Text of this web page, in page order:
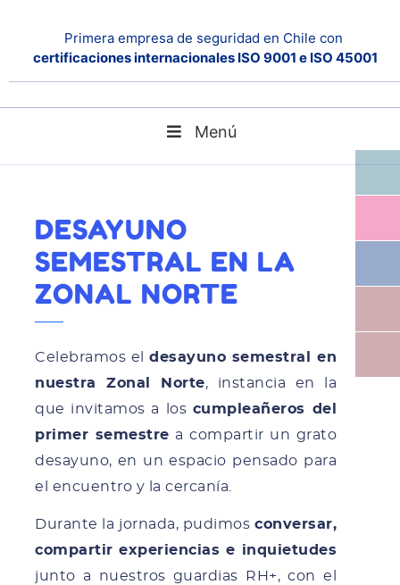
Primera empresa de seguridad en Chile con
certificaciones internacionales ISO 9001 e ISO 45001
Menú
DESAYUNO
SEMESTRAL EN LA
ZONAL NORTE
Celebramos eldesayuno semestral en
nuestra Zonal Norte, instancia en la
que invitamos a los cumpleañeros del
primer semestre a compartir un grato
desayuno, en un espacio pensado para
el encuentro y la cercanía.
Durante la jornada, pudimos conversar,
compartir experiencias e inquietudes
junto a nuestros guardias RH+, con el